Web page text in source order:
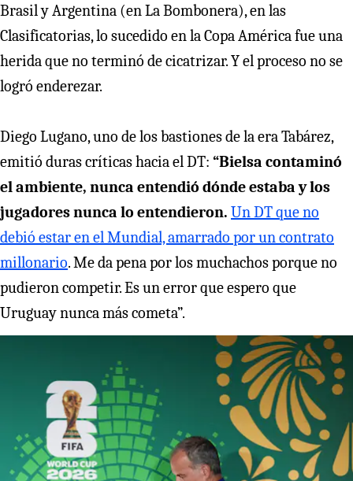
Brasil y Argentina (en La Bombonera), en las
Clasificatorias, lo sucedido en la Copa América fue una
herida que no terminó de cicatrizar. Y el proceso no se
logró enderezar.
Diego Lugano, uno de los bastiones de la era Tabárez,
emitió duras críticas hacia el DT: “Bielsa contaminó
el ambiente, nunca entendió dónde estaba y los
jugadores nunca lo entendieron. Un DT que no
debió estar en el Mundial, amarrado por un contrato
millonario. Me da pena por los muchachos porque no
pudieron competir. Es un error que espero que
Uruguay nunca más cometa”.